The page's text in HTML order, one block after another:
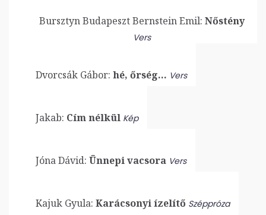
Bursztyn Budapeszt Bernstein Emil: Nőstény
Vers
Dvorcsák Gábor: hé, őrség… Vers
Jakab: Cím nélkül Kép
Jóna Dávid: Ünnepi vacsora Vers
Kajuk Gyula: Karácsonyi ízelítő Széppróza